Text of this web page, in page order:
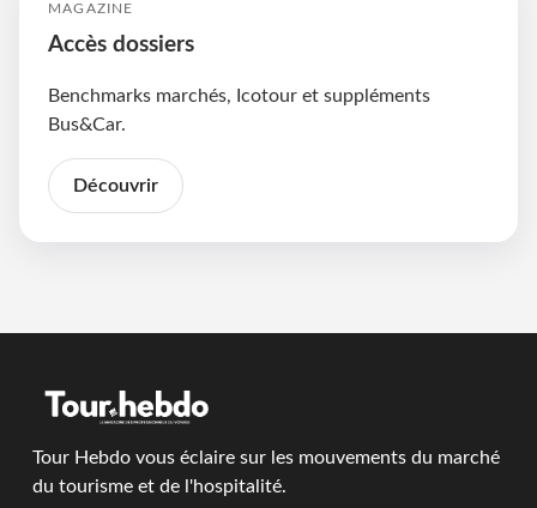
MAGAZINE
Accès dossiers
Benchmarks marchés, Icotour et suppléments
Bus&Car.
Découvrir
Tour Hebdo vous éclaire sur les mouvements du marché
du tourisme et de l'hospitalité.